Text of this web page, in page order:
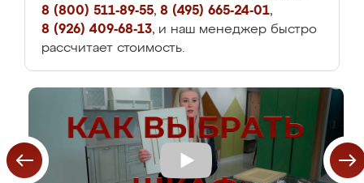
8 (800) 511-89-55, 8 (495) 665-24-01,
8 (926) 409-68-13, и наш менеджер быстро
рассчитает стоимость.